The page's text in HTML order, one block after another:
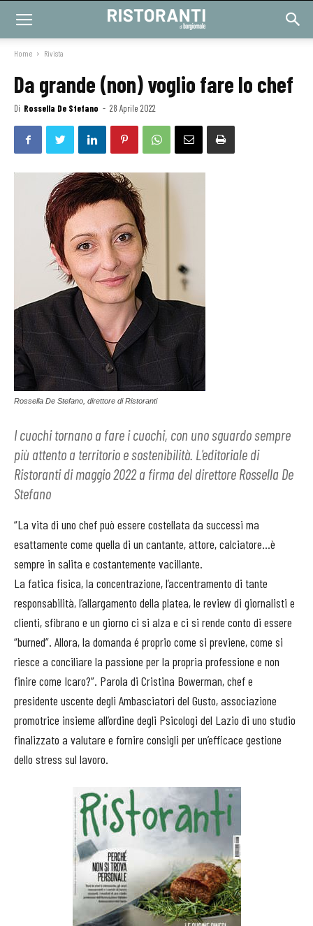
Home Rivista
Da grande (non) voglio fare lo chef
Di Rossella De Stefano - 28 Aprile 2022
Rossella De Stefano, direttore di Ristoranti
I cuochi tornano a fare i cuochi, con uno sguardo sempre
più attento a territorio e sostenibilità. L'editoriale di
Ristoranti di maggio 2022 a firma del direttore Rossella De
Stefano
“La vita di uno chef può essere costellata da successi ma
esattamente come quella di un cantante, attore, calciatore...è
sempre in salita e costantemente vacillante.
La fatica fisica, la concentrazione, l’accentramento di tante
responsabilità, l’allargamento della platea, le review di giornalisti e
clienti, sfibrano e un giorno ci si alza e ci si rende conto di essere
“burned”. Allora, la domanda é proprio come si previene, come si
riesce a conciliare la passione per la propria professione e non
finire come Icaro?”. Parola di Cristina Bowerman, chef e
presidente uscente degli Ambasciatori del Gusto, associazione
promotrice insieme all’ordine degli Psicologi del Lazio di uno studio
finalizzato a valutare e fornire consigli per un’efficace gestione
dello stress sul lavoro.